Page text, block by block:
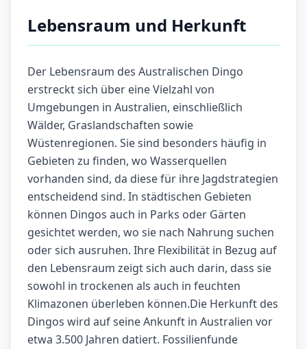
Lebensraum und Herkunft
Der Lebensraum des Australischen Dingo
erstreckt sich über eine Vielzahl von
Umgebungen in Australien, einschließlich
Wälder, Graslandschaften sowie
Wüstenregionen. Sie sind besonders häufig in
Gebieten zu finden, wo Wasserquellen
vorhanden sind, da diese für ihre Jagdstrategien
entscheidend sind. In städtischen Gebieten
können Dingos auch in Parks oder Gärten
gesichtet werden, wo sie nach Nahrung suchen
oder sich ausruhen. Ihre Flexibilität in Bezug auf
den Lebensraum zeigt sich auch darin, dass sie
sowohl in trockenen als auch in feuchten
Klimazonen überleben können.Die Herkunft des
Dingos wird auf seine Ankunft in Australien vor
etwa 3.500 Jahren datiert. Fossilienfunde